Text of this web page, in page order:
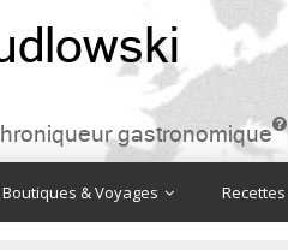
gastronomique

Boutiques & Voyages Recettes